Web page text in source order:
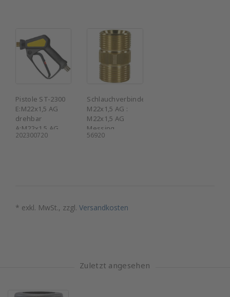
Pistole ST-2300
E:M22x1,5 AG
drehbar
A:M22x1,5 AG
202300720
Schlauchverbinder
M22x1,5 AG :
M22x1,5 AG
Messing
56920
* exkl. MwSt., zzgl. Versandkosten
Zuletzt angesehen